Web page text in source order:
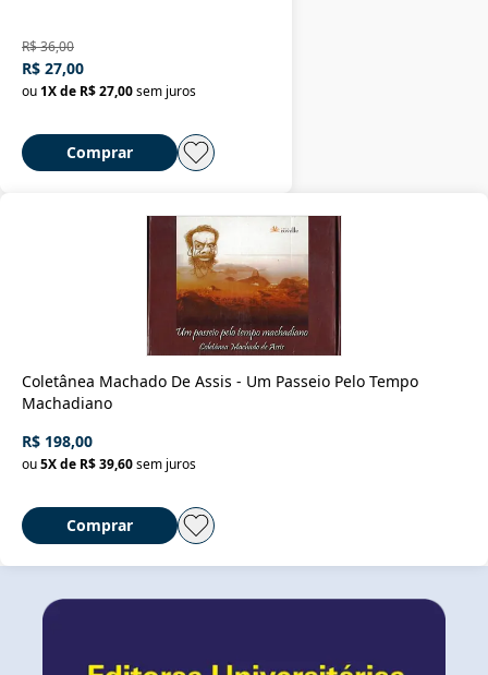
R$ 36,00
R$ 27,00
ou1X de R$ 27,00sem juros
Comprar
Coletânea Machado De Assis - Um Passeio Pelo Tempo
Machadiano
R$ 198,00
ou5X de R$ 39,60sem juros
Comprar